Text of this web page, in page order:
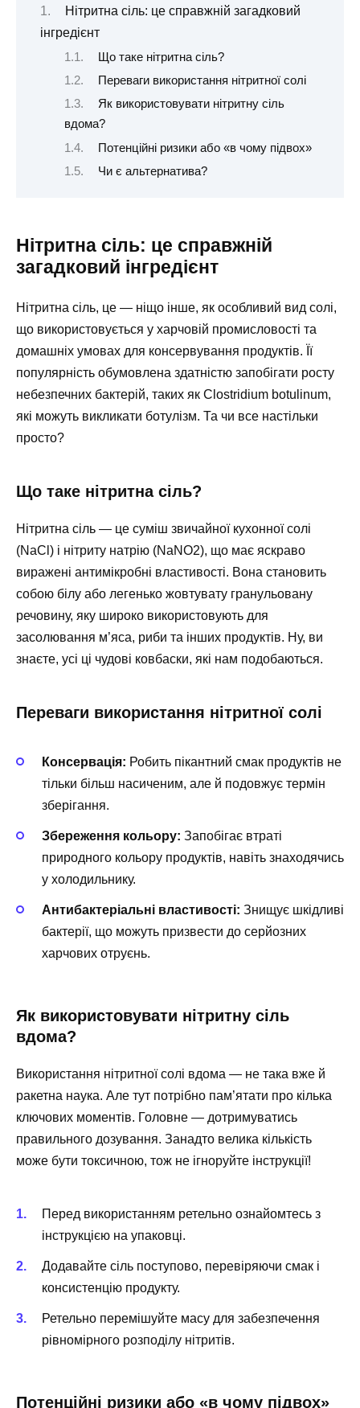
Нітритна сіль: це справжній загадковий
інгредієнт
Що таке нітритна сіль?
Переваги використання нітритної солі
Як використовувати нітритну сіль
вдома?
Потенційні ризики або «в чому підвох»
Чи є альтернатива?
Нітритна сіль: це справжній
загадковий інгредієнт
Нітритна сіль, це — ніщо інше, як особливий вид солі,
що використовується у харчовій промисловості та
домашніх умовах для консервування продуктів. Її
популярність обумовлена здатністю запобігати росту
небезпечних бактерій, таких як Clostridium botulinum,
які можуть викликати ботулізм. Та чи все настільки
просто?
Що таке нітритна сіль?
Нітритна сіль — це суміш звичайної кухонної солі
(NaCl) і нітриту натрію (NaNO2), що має яскраво
виражені антимікробні властивості. Вона становить
собою білу або легенько жовтувату гранульовану
речовину, яку широко використовують для
засолювання м’яса, риби та інших продуктів. Ну, ви
знаєте, усі ці чудові ковбаски, які нам подобаються.
Переваги використання нітритної солі
Консервація: Робить пікантний смак продуктів не
тільки більш насиченим, але й подовжує термін
зберігання.
Збереження кольору: Запобігає втраті
природного кольору продуктів, навіть знаходячись
у холодильнику.
Антибактеріальні властивості: Знищує шкідливі
бактерії, що можуть призвести до серйозних
харчових отруєнь.
Як використовувати нітритну сіль
вдома?
Використання нітритної солі вдома — не така вже й
ракетна наука. Але тут потрібно пам’ятати про кілька
ключових моментів. Головне — дотримуватись
правильного дозування. Занадто велика кількість
може бути токсичною, тож не ігноруйте інструкції!
Перед використанням ретельно ознайомтесь з
інструкцією на упаковці.
Додавайте сіль поступово, перевіряючи смак і
консистенцію продукту.
Ретельно перемішуйте масу для забезпечення
рівномірного розподілу нітритів.
Потенційні ризики або «в чому підвох»